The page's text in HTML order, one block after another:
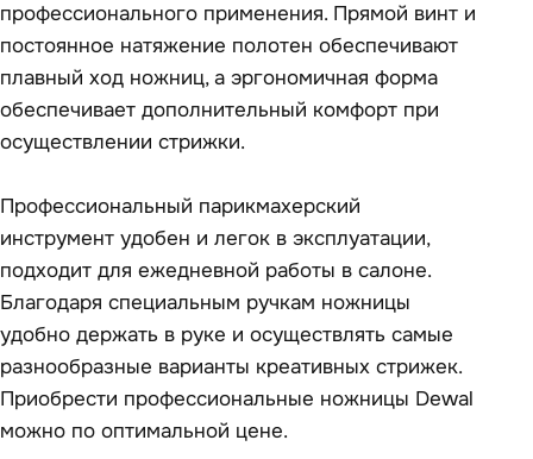
профессионального применения. Прямой винт и
постоянное натяжение полотен обеспечивают
плавный ход ножниц, а эргономичная форма
обеспечивает дополнительный комфорт при
осуществлении стрижки.
Профессиональный парикмахерский
инструмент удобен и легок в эксплуатации,
подходит для ежедневной работы в салоне.
Благодаря специальным ручкам ножницы
удобно держать в руке и осуществлять самые
разнообразные варианты креативных стрижек.
Приобрести профессиональные ножницы Dewal
можно по оптимальной цене.